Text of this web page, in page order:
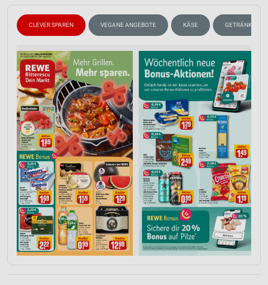
CLEVER SPAREN VEGANE ANGEBOTE KÄSE GETRÄNKE